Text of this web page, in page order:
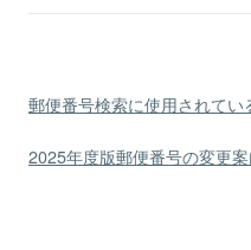
郵便番号検索に使用されてい
2025年度版郵便番号の変更